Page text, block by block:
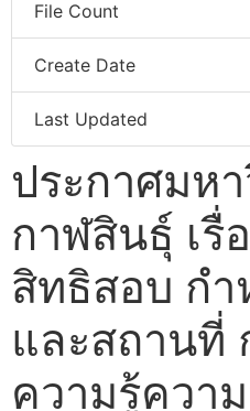
File Count
Create Date
Last Updated
ประกาศมห
กาฬสินธุ์ เรื่
สิทธิสอบ กำ
และสถานที่
ความรู้ควา